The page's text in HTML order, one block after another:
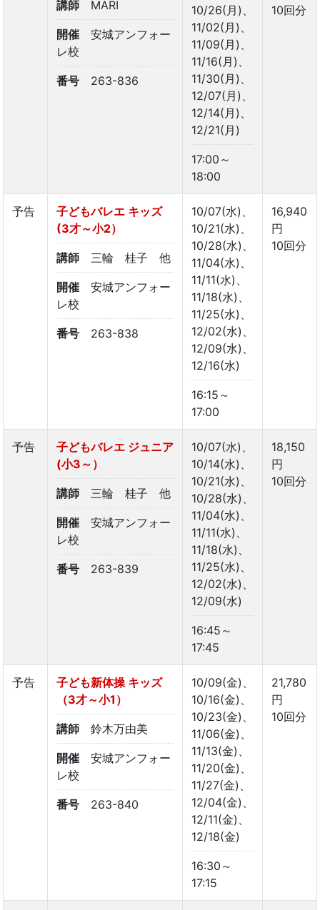
講師 MARI
開催
安城アンフォー
レ校
番号 263-836
10/26(月)、
11/02(月)、
11/09(月)、
11/16(月)、
11/30(月)、
12/07(月)、
12/14(月)、
12/21(月)
17:00～
18:00
10回分
予告
子どもバレエ キッズ
(3才～小2）
講師 三輪 桂子 他
開催
安城アンフォー
レ校
番号 263-838
10/07(水)、
10/21(水)、
10/28(水)、
11/04(水)、
11/11(水)、
11/18(水)、
11/25(水)、
12/02(水)、
12/09(水)、
12/16(水)
16:15～
17:00
16,940
円
10回分
予告
子どもバレエ ジュニア
(小3～）
講師 三輪 桂子 他
開催
安城アンフォー
レ校
番号 263-839
10/07(水)、
10/14(水)、
10/21(水)、
10/28(水)、
11/04(水)、
11/11(水)、
11/18(水)、
11/25(水)、
12/02(水)、
12/09(水)
16:45～
17:45
18,150
円
10回分
予告
子ども新体操 キッズ
（3才～小1）
講師 鈴木万由美
開催
安城アンフォー
レ校
番号 263-840
10/09(金)、
10/16(金)、
10/23(金)、
11/06(金)、
11/13(金)、
11/20(金)、
11/27(金)、
12/04(金)、
12/11(金)、
12/18(金)
16:30～
17:15
21,780
円
10回分